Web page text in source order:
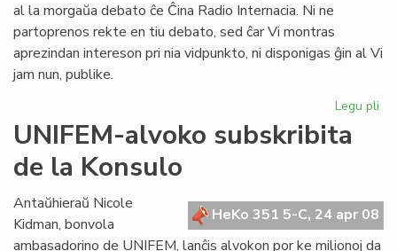
al la morgaŭa debato ĉe Ĉina Radio Internacia. Ni ne
partoprenos rekte en tiu debato, sed ĉar Vi montras
aprezindan intereson pri nia vidpunkto, ni disponigas ĝin al Vi
jam nun, publike.
Legu pli
pri
UNIFEM-alvoko subskribita
de la Konsulo
HeKo 351 5-C, 24 apr 08
Antaŭhieraŭ Nicole
Kidman, bonvola
ambasadorino de UNIFEM, lanĉis alvokon por ke milionoj da